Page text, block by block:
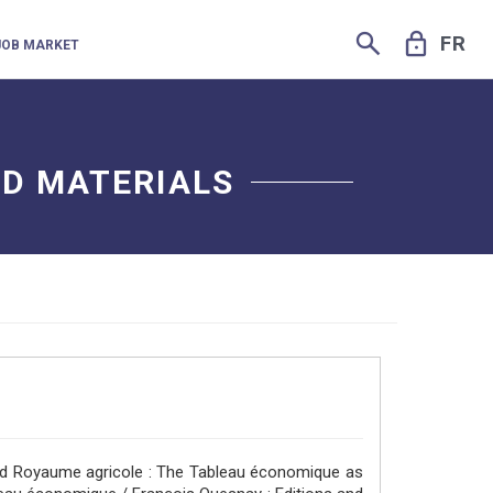
MARKET SEARCH LOCK FR
MATERIALS
Royaume agricole : The Tableau économique as